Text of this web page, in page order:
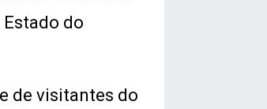
do
de visitantes do